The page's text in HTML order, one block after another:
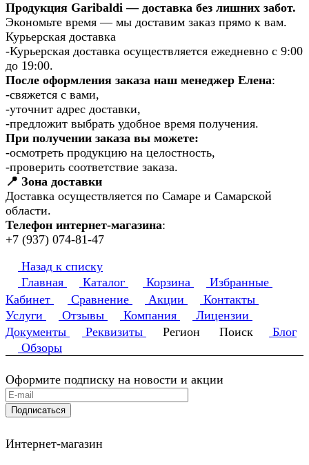
Продукция Garibaldi — доставка без лишних забот.
Экономьте время — мы доставим заказ прямо к вам.
Курьерская доставка
-Курьерская доставка осуществляется ежедневно с 9:00
до 19:00.
После оформления заказа наш менеджер Елена:
-свяжется с вами,
-уточнит адрес доставки,
-предложит выбрать удобное время получения.
При получении заказа вы можете:
-осмотреть продукцию на целостность,
-проверить соответствие заказа.
📍 Зона доставки
Доставка осуществляется по Самаре и Самарской
области.
Телефон интернет-магазина:
+7 (937) 074-81-47
Назад к списку
Главная
Каталог Корзина
Избранные
Кабинет
Сравнение Акции
Контакты
Услуги
Отзывы Компания
Лицензии
Документы
Реквизиты Регион Поиск
Блог
Обзоры
Оформите подписку на новости и акции
Подписаться
Интернет-магазин